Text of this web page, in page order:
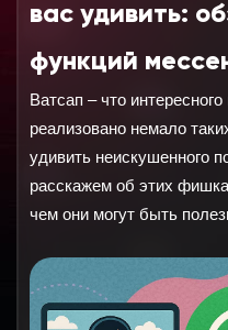
вас удивить:
функций
Ватсап – что
реализовано немало
удивить неискушенного
расскажем об этих
чем они могут быть